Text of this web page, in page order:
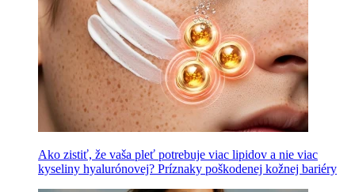
Ako zistiť, že vaša pleť potrebuje viac lipidov a nie viac
kyseliny hyalurónovej? Príznaky poškodenej kožnej bariéry